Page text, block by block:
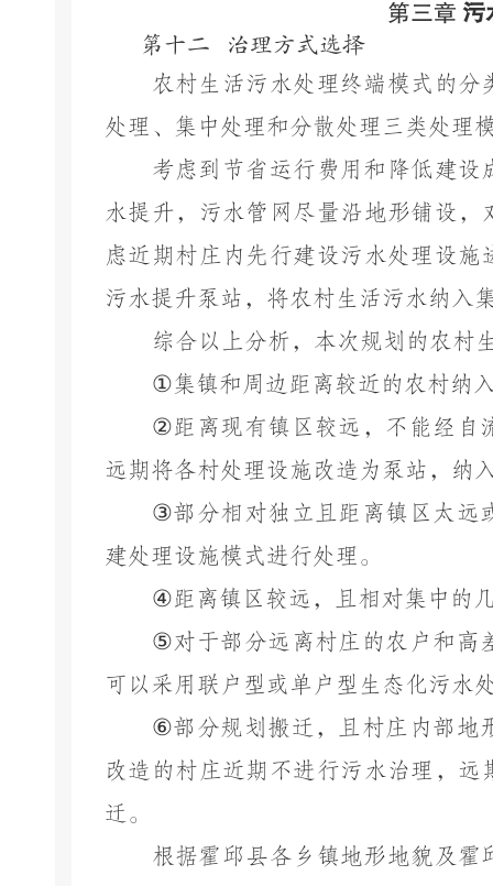
第三章 污
第十二
治理方式选择
农村生活污水处理终端模式的
处理、集中处理和分散处理三类处理
考虑到节省运行费用和降低建
水提升，污水管网尽量沿地形铺设
虑近期村庄内先行建设污水处理设
污水提升泵站，将农村生活污水纳入
综合以上分析，本次规划的农村
①集镇和周边距离较近的农村纳
②距离现有镇区较远，不能经自
远期将各村处理设施改造为泵站，纳
③部分相对独立且距离镇区太远
建处理设施模式进行处理。
④距离镇区较远，且相对集中的
⑤对于部分远离村庄的农户和高
可以采用联户型或单户型生态化污水
⑥部分规划搬迁，且村庄内部地
改造的村庄近期不进行污水治理，
迁。
根据霍邱县各乡镇地形地貌及